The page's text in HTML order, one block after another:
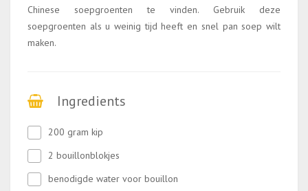
Chinese soepgroenten te vinden. Gebruik deze
soepgroenten als u weinig tijd heeft en snel pan soep wilt
maken.
Ingredients
200 gram kip
2 bouillonblokjes
benodigde water voor bouillon